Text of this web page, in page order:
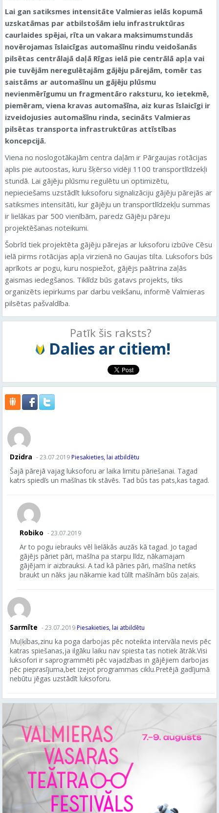
Lai gan satiksmes intensitāte Valmieras ielās kopumā
uzskatāmas par atbilstošām ielu infrastruktūras
caurlaides spējai, rīta un vakara maksimumstundās
novērojamas īslaicīgas automašīnu rindu veidošanās
pilsētas centrālajā daļā Rīgas ielā pie centrālā apļa vai
pie tuvējām neregulētajām gājēju pārejām, tomēr tas
saistāms ar automašīnu un gājēju plūsmu
nevienmērīgumu un fragmentāro raksturu, ko ietekmē,
piemēram, viena kravas automašīna, aiz kuras īslaicīgi ir
izveidojusies automašīnu rinda, secināts Valmieras
pilsētas transporta infrastruktūras attīstības
koncepcijā.
Viena no noslogotākajām centra daļām ir Pārgaujas rotācijas
aplis pie autoostas, kuru šķērso vidēji 1100 transportlīdzekļi
stundā. Lai gājēju plūsmu regulētu un optimizētu,
nepieciešams uzstādīt luksoforu signalizāciju gājēju pārejās ar
satiksmes intensitāti, kur gājēju un transportlīdzekļu summas
ir lielākas par 500 vienībām, paredz Gājēju pāreju
projektēšanas noteikumi.
Šobrīd tiek projektēta gājēju pārejas ar luksoforu izbūve Cēsu
ielā pirms rotācijas apļa virzienā no Gaujas tilta. Luksofors būs
aprīkots ar pogu, kuru nospiežot, gājējs paātrina zaļās
gaismas iedegšanos. Tiklīdz būs gatavs projekts, tiks
organizēts iepirkums par darbu veikšanu, informē Valmieras
pilsētas pašvaldība.
Patīk šis raksts?
Dalies ar citiem!
Dzidra - 23.07.2019Piesakieties, lai atbildētu
Šajā pārejā vajag luksoforu ar laika limitu pāriešanai. Tagad
katrs spiedīs un mašīnas tik stāvēs. Tad būs tas pats,kas tagad.
Robiko - 23.07.2019
Ar to pogu iebrauks vēl lielākās auzās kā tagad. Jo tagad
gājējs pāriet pāri, mašīna pa starpu līdz, nākamajam
gājējam ir aizbrauksi. A tad kā pāries pāri, mašīna netiks
braukt un nāks jau nākamie kad tūlīt mašīnām būs zaļais.
Sarmīte - 23.07.2019Piesakieties, lai atbildētu
Muļķíbas,zinu ka poga darbojas pēc noteikta intervāla nevis pēc
katras spiešanas,ja ilgāku laiku nav spiesta tas notiek ātrāk.Visi
luksofori ir saprogrammēti pēc vajadzības in gājējiem darbojas
pēc pieprasījuma,bet izejot programmas ciklu.Pretējā gadījumā
nebūtu jēgas uzstādīt luksoforu.